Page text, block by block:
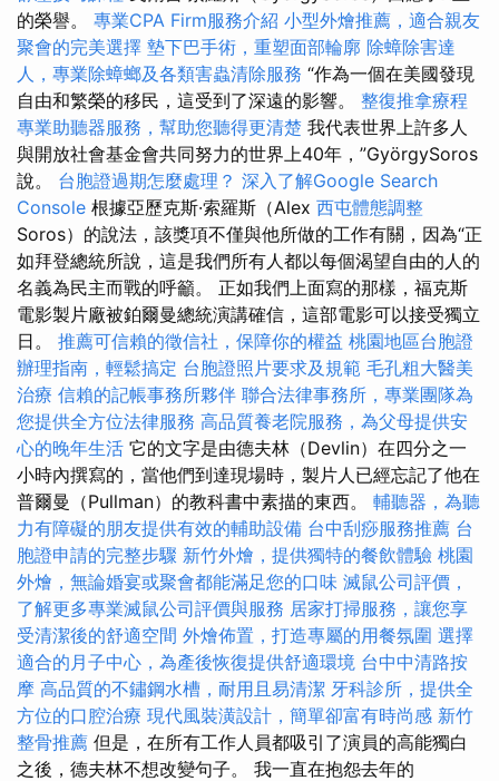
的榮譽。 專業CPA Firm服務介紹 小型外燴推薦，適合親友
聚會的完美選擇 墊下巴手術，重塑面部輪廓 除蟑除害達
人，專業除蟑螂及各類害蟲清除服務 “作為一個在美國發現
自由和繁榮的移民，這受到了深遠的影響。 整復推拿療程
專業助聽器服務，幫助您聽得更清楚 我代表世界上許多人
與開放社會基金會共同努力的世界上40年，”GyörgySoros
說。 台胞證過期怎麼處理？ 深入了解Google Search
Console 根據亞歷克斯·索羅斯（Alex 西屯體態調整
Soros）的說法，該獎項不僅與他所做的工作有關，因為“正
如拜登總統所說，這是我們所有人都以每個渴望自由的人的
名義為民主而戰的呼籲。 正如我們上面寫的那樣，福克斯
電影製片廠被鉑爾曼總統演講確信，這部電影可以接受獨立
日。 推薦可信賴的徵信社，保障你的權益 桃園地區台胞證
辦理指南，輕鬆搞定 台胞證照片要求及規範 毛孔粗大醫美
治療 信賴的記帳事務所夥伴 聯合法律事務所，專業團隊為
您提供全方位法律服務 高品質養老院服務，為父母提供安
心的晚年生活 它的文字是由德夫林（Devlin）在四分之一
小時內撰寫的，當他們到達現場時，製片人已經忘記了他在
普爾曼（Pullman）的教科書中素描的東西。 輔聽器，為聽
力有障礙的朋友提供有效的輔助設備 台中刮痧服務推薦 台
胞證申請的完整步驟 新竹外燴，提供獨特的餐飲體驗 桃園
外燴，無論婚宴或聚會都能滿足您的口味 滅鼠公司評價，
了解更多專業滅鼠公司評價與服務 居家打掃服務，讓您享
受清潔後的舒適空間 外燴佈置，打造專屬的用餐氛圍 選擇
適合的月子中心，為產後恢復提供舒適環境 台中中清路按
摩 高品質的不鏽鋼水槽，耐用且易清潔 牙科診所，提供全
方位的口腔治療 現代風裝潢設計，簡單卻富有時尚感 新竹
整骨推薦 但是，在所有工作人員都吸引了演員的高能獨白
之後，德夫林不想改變句子。 我一直在抱怨去年的